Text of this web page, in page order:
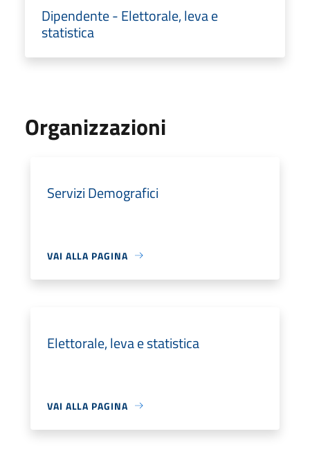
Dipendente - Elettorale, leva e
statistica
Organizzazioni
Servizi Demografici
VAI ALLA PAGINA
Elettorale, leva e statistica
VAI ALLA PAGINA